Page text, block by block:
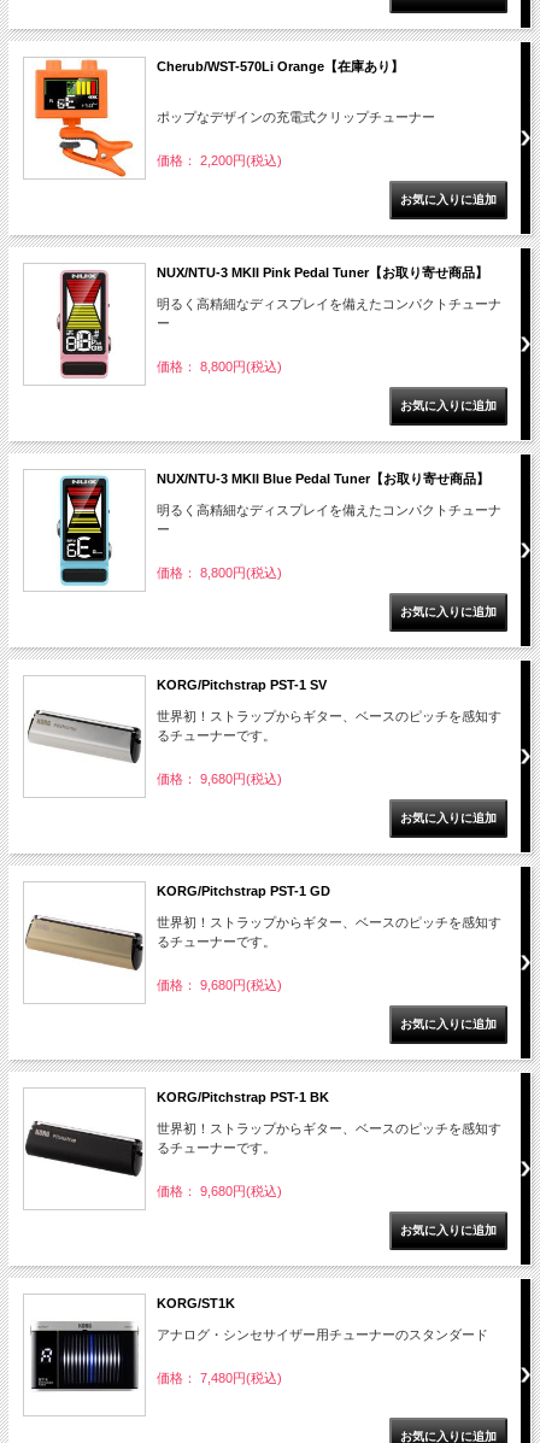
Cherub/WST-570Li Orange【在庫あり】
ポップなデザインの充電式クリップチューナー
価格： 2,200円(税込)
NUX/NTU-3 MKII Pink Pedal Tuner【お取り寄せ商品】
明るく高精細なディスプレイを備えたコンパクトチューナ
ー
価格： 8,800円(税込)
NUX/NTU-3 MKII Blue Pedal Tuner【お取り寄せ商品】
明るく高精細なディスプレイを備えたコンパクトチューナ
ー
価格： 8,800円(税込)
KORG/Pitchstrap PST-1 SV
世界初！ストラップからギター、ベースのピッチを感知す
るチューナーです。
価格： 9,680円(税込)
KORG/Pitchstrap PST-1 GD
世界初！ストラップからギター、ベースのピッチを感知す
るチューナーです。
価格： 9,680円(税込)
KORG/Pitchstrap PST-1 BK
世界初！ストラップからギター、ベースのピッチを感知す
るチューナーです。
価格： 9,680円(税込)
KORG/ST1K
アナログ・シンセサイザー用チューナーのスタンダード
価格： 7,480円(税込)